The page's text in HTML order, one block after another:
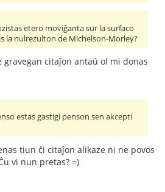
etero moviĝanta sur la surfaco
la nulrezulton de Michelson-Morley?
gravegan citaĵon antaŭ ol mi donas
estas gastigi penson sen akcepti
tiun ĉi citaĵon alikaze ni ne povos
vi nun pretas? =)